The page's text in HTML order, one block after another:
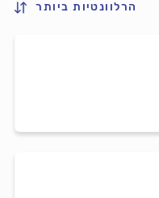
הרלוונטיות ביותר